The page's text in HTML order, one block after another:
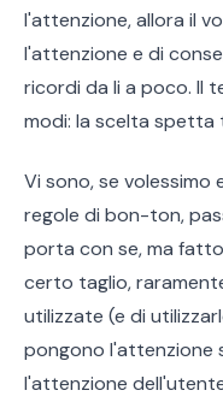
l'attenzione, allora il
l'attenzione e di
ricordi da li a poco. Il
modi: la scelta spetta
Vi sono, se volessimo
regole di bon-ton,
porta con se, ma
certo taglio,
utilizzate (e di
pongono l'attenzione
l'attenzione